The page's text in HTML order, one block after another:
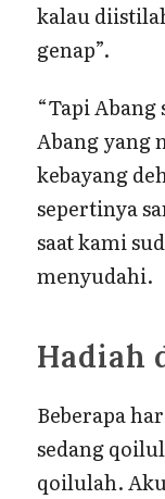
kalau
genap”.
“Tapi
Abang yang
kebayang
sepertinya
saat kami
menyudahi.
Hadiah
Beberapa
sedang
qoilulah.